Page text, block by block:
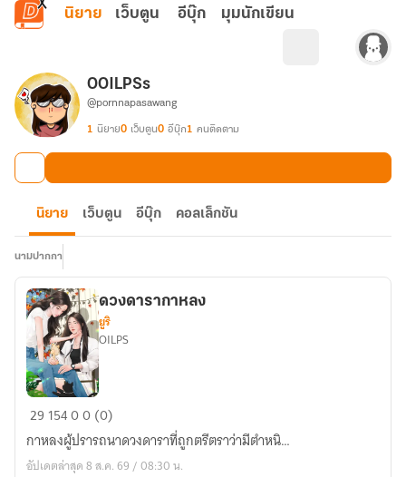
ข้ามไปยังเนื้อหาหลัก
นิยาย เว็บตูน อีบุ๊ก มุมนักเขียน
OOILPSs
@pornnapasawang
1 นิยาย0 เว็บตูน0 อีบุ๊ก1 คนติดตาม
นิยาย เว็บตูน อีบุ๊ก คอลเล็กชัน
นามปากกา
ดวง
กาหลง
ดวงดารากาหลง
ยูริ
OILPS
29 15400 (0)
กาหลงผู้ปรารถนาดวงดาราที่ถูกตรีตราว่ามีตำหนิ…
อัปเดตล่าสุด 8 ส.ค. 69 / 08:30 น.